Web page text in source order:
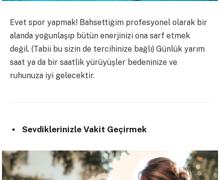
Evet spor yapmak! Bahsettiğim profesyonel olarak bir
alanda yoğunlaşıp bütün enerjinizi ona sarf etmek
değil. (Tabii bu sizin de tercihinize bağlı) Günlük yarım
saat ya da bir saatlik yürüyüşler bedeninize ve
ruhunuza iyi gelecektir.
Sevdiklerinizle Vakit Geçirmek